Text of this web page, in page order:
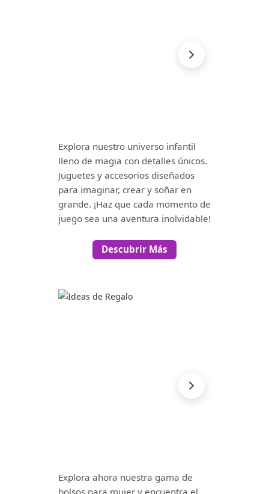
Explora nuestro universo infantil
lleno de magia con detalles únicos.
Juguetes y accesorios diseñados
para imaginar, crear y soñar en
grande. ¡Haz que cada momento de
juego sea una aventura inolvidable!
Descubrir Más
Explora ahora nuestra gama de
bolsos para mujer y encuentra el